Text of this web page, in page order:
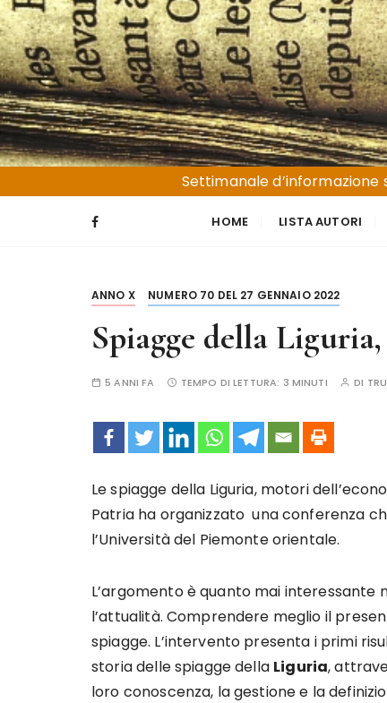
S
a
l
t
a
a
l
c
Trucioli
Liguria e Basso Piemonte
Settimanale
HOME LISTA AUTORI
ANNO X NUMERO 70 DEL 27 GENNAIO 2022
Spiagge della
5 ANNI FA TEMPO DI LETTURA: 3 MINUTI DI
Le spiagge della Liguria, motori
Patria ha organizzato una conferenza
l’Università del Piemonte orientale.
L’argomento è quanto mai
l’attualità. Comprendere meglio il
spiagge. L’intervento presenta i primi
storia delle spiagge della Liguria,
loro conoscenza, la gestione e la